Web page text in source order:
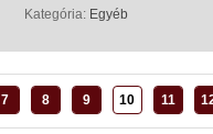
Kategória: Egyéb
7 8 9 10 11